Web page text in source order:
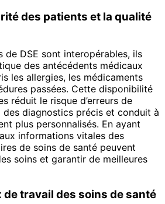
des patients et la qualité
de DSE sont interopérables, ils
des antécédents médicaux
les allergies, les médicaments
passées. Cette disponibilité
réduit le risque d’erreurs de
diagnostics précis et conduit à
plus personnalisés. En ayant
informations vitales des
de soins de santé peuvent
soins et garantir de meilleures
travail des soins de santé